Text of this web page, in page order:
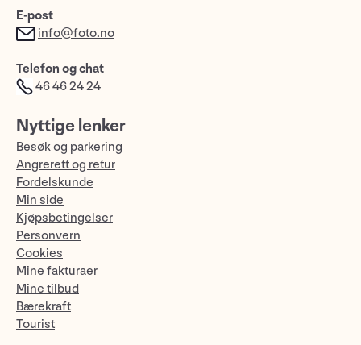
E-post
info@foto.no
Telefon og chat
46 46 24 24
Nyttige lenker
Besøk og parkering
Angrerett og retur
Fordelskunde
Min side
Kjøpsbetingelser
Personvern
Cookies
Mine fakturaer
Mine tilbud
Bærekraft
Tourist